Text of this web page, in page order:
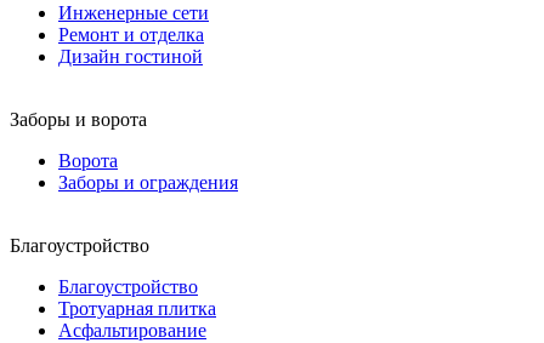
Инженерные сети
Ремонт и отделка
Дизайн гостиной
Заборы и ворота
Ворота
Заборы и ограждения
Благоустройство
Благоустройство
Тротуарная плитка
Асфальтирование